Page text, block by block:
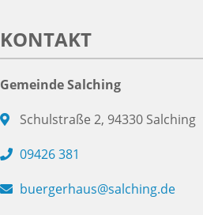
KONTAKT
Gemeinde Salching
Schulstraße 2, 94330 Salching
09426 381
buergerhaus@salching.de